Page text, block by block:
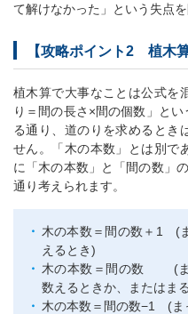
て解けなかった」という失点
【攻略ポイント2 植木算
植木算で大事なことは公式を
り＝間の長さ×間の個数」と
る通り、道のりを求めるとき
せん。「木の本数」とは別で
に「木の本数」と「間の数」
通り考えられます。
木の本数＝間の数＋1 (
えるとき)
木の本数＝間の数 (ま
数えるときか、またはま
木の本数＝間の数−1 (ま